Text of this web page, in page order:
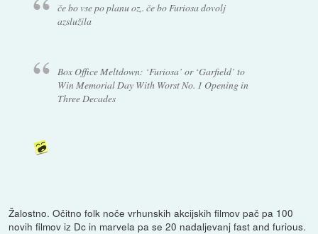
če bo vse po planu oz,. če bo Furiosa dovolj
azslužila
Box Office Meltdown: ‘Furiosa’ or ‘Garfield’ to
Win Memorial Day With Worst No. 1 Opening in
Three Decades
Žalostno. Očitno folk noče vrhunskih akcijskih filmov pač pa 100
novih filmov iz Dc in marvela pa se 20 nadaljevanj fast and furious.